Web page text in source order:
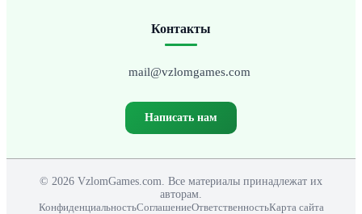
Контакты
mail@vzlomgames.com
Написать нам
© 2026 VzlomGames.com. Все материалы принадлежат их
авторам.
КонфиденциальностьСоглашениеОтветственностьКарта сайта